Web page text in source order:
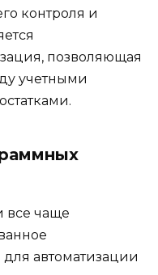
контроля и
позволяющая
учетными
все чаще
автоматизации